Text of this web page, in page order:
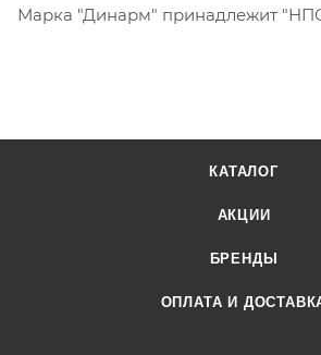
Марка "Динарм" принадлежит
КАТАЛОГ
АКЦИИ
БРЕНДЫ
ОПЛАТА И